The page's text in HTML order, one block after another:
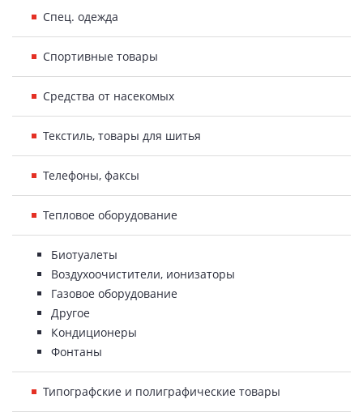
Спец. одежда
Спортивные товары
Средства от насекомых
Текстиль, товары для шитья
Телефоны, факсы
Тепловое оборудование
Биотуалеты
Воздухоочистители, ионизаторы
Газовое оборудование
Другое
Кондиционеры
Фонтаны
Типографские и полиграфические товары